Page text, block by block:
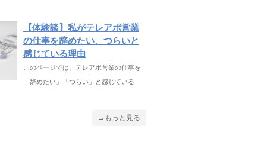
【体験談】私がテレアポ営業
の仕事を辞めたい、つらいと
感じている理由
このページでは、テレアポ営業の仕事を
「辞めたい」「つらい」と感じている
→もっと見る